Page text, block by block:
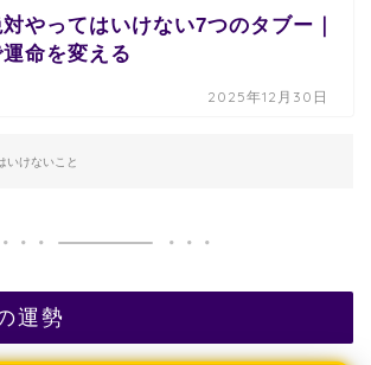
やってはいけない7つのタブー｜
命を変える
2025年12月30日
いけないこと
運勢